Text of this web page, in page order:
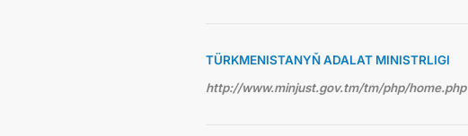
TÜRKMENISTANYŇ ADALAT MINISTRLIGI
http://www.minjust.gov.tm/tm/php/home.php